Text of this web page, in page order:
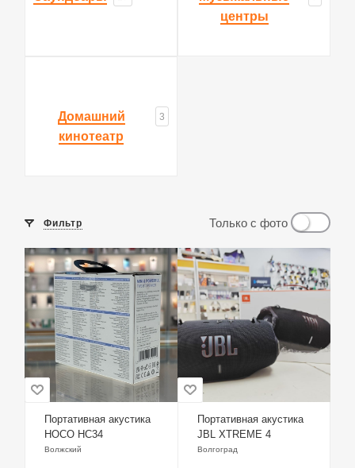
центры
Домашний
кинотеатр
3
Фильтр Только с фото
Портативная акустика
HOCO HC34
Волжский
Портативная акустика
JBL XTREME 4
Волгоград